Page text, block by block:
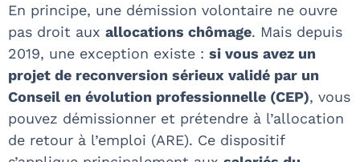
En principe, une démission volontaire ne ouvre
pas droit aux allocations chômage. Mais depuis
2019, une exception existe : si vous avez un
projet de reconversion sérieux validé par un
Conseil en évolution professionnelle (CEP), vous
pouvez démissionner et prétendre à l’allocation
de retour à l’emploi (ARE). Ce dispositif